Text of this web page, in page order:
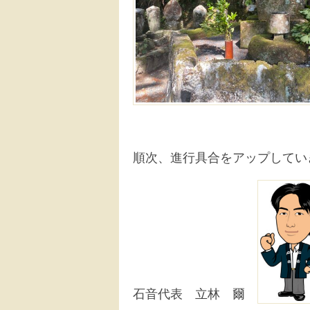
順次、進行具合をアップして
石音代表 立林 爾